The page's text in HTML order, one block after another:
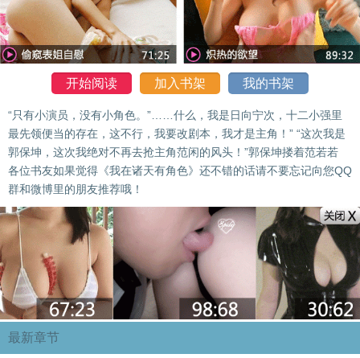
开始阅读 加入书架 我的书架
“只有小演员，没有小角色。”……什么，我是日向宁次，十二小强里
最先领便当的存在，这不行，我要改剧本，我才是主角！” “这次我是
郭保坤，这次我绝对不再去抢主角范闲的风头！”郭保坤搂着范若若
各位书友如果觉得《我在诸天有角色》还不错的话请不要忘记向您QQ
群和微博里的朋友推荐哦！
最新章节